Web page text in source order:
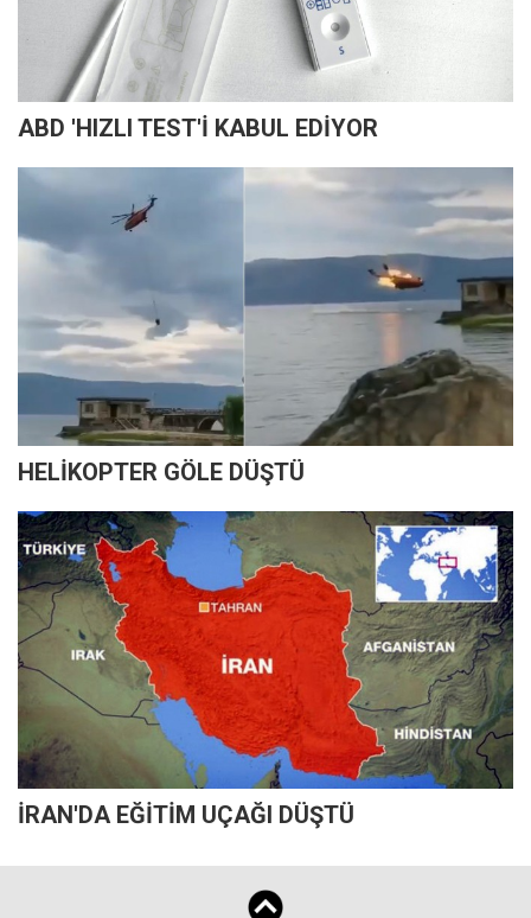
ABD 'HIZLI TEST'İ KABUL EDİYOR
HELİKOPTER GÖLE DÜŞTÜ
İRAN'DA EĞİTİM UÇAĞI DÜŞTÜ